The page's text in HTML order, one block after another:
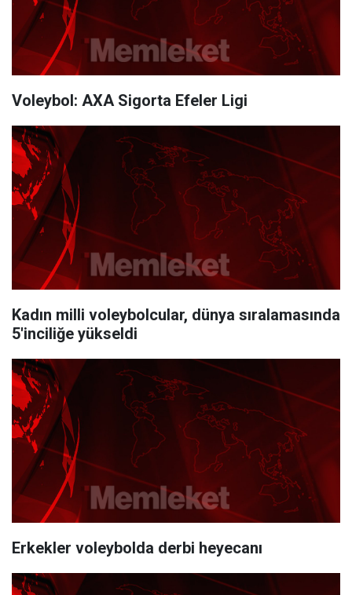
Voleybol: AXA Sigorta Efeler Ligi
Kadın milli voleybolcular, dünya sıralamasında
5'inciliğe yükseldi
Erkekler voleybolda derbi heyecanı